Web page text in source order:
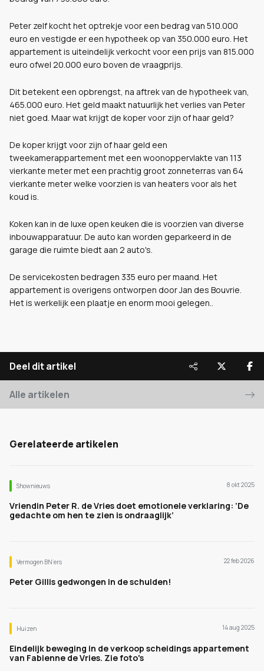
Peter zelf kocht het optrekje voor een bedrag van 510.000
euro en vestigde er een hypotheek op van 350.000 euro. Het
appartement is uiteindelijk verkocht voor een prijs van 815.000
euro ofwel 20.000 euro boven de vraagprijs.
Dit betekent een opbrengst, na aftrek van de hypotheek van,
465.000 euro. Het geld maakt natuurlijk het verlies van Peter
niet goed. Maar wat krijgt de koper voor zijn of haar geld?
De koper krijgt voor zijn of haar geld een
tweekamerappartement met een woonoppervlakte van 113
vierkante meter met een prachtig groot zonneterras van 64
vierkante meter welke voorzien is van heaters voor als het
koud is.
Koken kan in de luxe open keuken die is voorzien van diverse
inbouwapparatuur. De auto kan worden geparkeerd in de
garage die ruimte biedt aan 2 auto's.
De servicekosten bedragen 335 euro per maand. Het
appartement is overigens ontworpen door Jan des Bouvrie.
Het is werkelijk een plaatje en enorm mooi gelegen..
Deel dit artikel
Alle artikelen
Gerelateerde artikelen
Shownieuws 8 okt 2025
Vriendin Peter R. de Vries doet emotionele verklaring: ‘De
gedachte om hen te zien is ondraaglijk’
Vermogen BN’ers 22 feb 2026
Peter Gillis gedwongen in de schulden!
Huizen 14 aug 2025
Eindelijk beweging in de verkoop scheidings appartement
van Fabienne de Vries. Zie foto's